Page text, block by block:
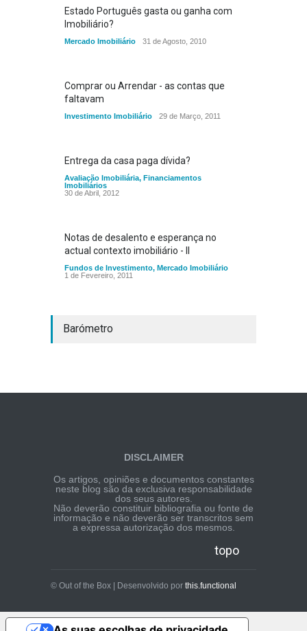
Estado Português gasta ou ganha com
Imobiliário?
Mercado Imobiliário 31 de Agosto, 2010
Comprar ou Arrendar - as contas que
faltavam
Investimento Imobiliário 29 de Março, 2011
Entrega da casa paga dívida?
Avaliação Imobiliária, Financiamentos
Imobiliários
30 de Abril, 2012
Notas de desalento e esperança no
actual contexto imobiliário - II
Fundos de Investimento, Mercado Imobiliário
1 de Fevereiro, 2011
Barómetro
DISCLAIMER
Os artigos, opiniões e documentos constantes
neste blog são da exclusiva responsabilidade
dos seus autores.
Não deverão constituir bibliografia ou fonte de
informação e não deverão ser transcritos sem
a expressa autorização dos mesmos.
topo
© Out of the Box | Desenvolvido por this.functional